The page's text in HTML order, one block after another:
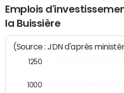
Emplois
la Buissière
(Source : JDN d'après
1000
1250